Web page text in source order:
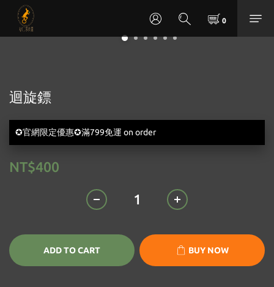
迴旋鏢
✪官網限定優惠✪滿799免運 on order
NT$400
ADD TO CART BUY NOW